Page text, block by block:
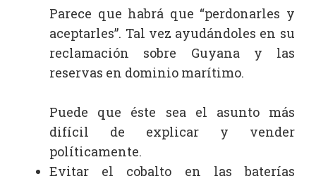
Parece que habrá que “perdonarles y
aceptarles”. Tal vez ayudándoles en su
reclamación sobre Guyana y las
reservas en dominio marítimo.
Puede que éste sea el asunto más
difícil de explicar y vender
políticamente.
Evitar el cobalto en las baterías